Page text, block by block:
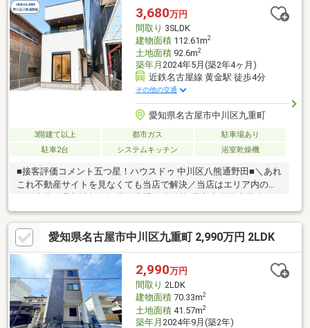
150m)■ ご希望の住まい探しをお手伝いします ━━━━━・・・
物件の詳細・ご相談はお気軽にお問い合わせください。
3,680万円
間取り 3SLDK
建物面積112.61m2
土地面積92.6m2
築年月 2024年5月(築2年4ヶ月)
近鉄名古屋線 黄金駅 徒歩4分
その他の交通
愛知県名古屋市中川区九重町
3階建て以上 都市ガス
駐車場あり
駐車2台
システムキッチン 浴室乾燥機
■接客評価コメント五つ星！ハウスドゥ 中川区八熊通野田■＼あれ
これ不動産サイトを見なくても当店で解決／当店はエリア内の物
ース 2台並列駐車可能◆約7.7mのゆとりのある前面道路◆WIC
やパントリーあり！全居室収納付きの3LDK+S◆徒歩10分圏内に
スーパー2件あり！※写真をクリックすると、詳細をご覧いただけ
ます。＝＝＝＝＝＝＝＝＝＝＝＝＝＝＝＝＝＝＝＝＝＝《百聞は
一見学にしかず》事前にご予約いただくと、スムーズにご見学い
ただけます。＝＝＝＝＝＝＝＝＝＝＝＝＝＝＝＝＝＝＝＝＝＝
愛知県名古屋市中川区九重町 2,990万円 2LDK
2,990万円
間取り 2LDK
建物面積70.33m2
土地面積41.57m2
築年月 2024年9月(築2年)